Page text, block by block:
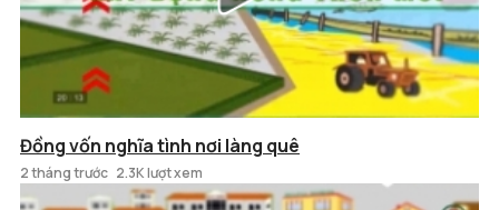
Đồng vốn nghĩa tình nơi làng quê
2 tháng trước 2.3K lượt xem